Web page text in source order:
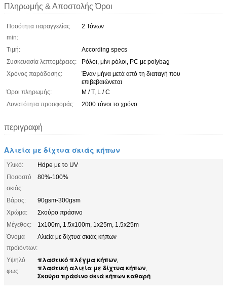
Πληρωμής & Αποστολής Όροι
Ποσότητα παραγγελίας
min:
2 Τόνων
Τιμή:
According specs
Συσκευασία λεπτομέρειες:
Ρόλοι, μίνι ρόλοι, PC με polybag
Χρόνος παράδοσης:
Έναν μήνα μετά από τη διαταγή που
επιβεβαιώνεται
Όροι πληρωμής:
Μ / Τ, L / C
Δυνατότητα προσφοράς:
2000 τόνοι το χρόνο
περιγραφή
Αλιεία με δίχτυα σκιάς κήπων
Υλικό:
Hdpe με το UV
Ποσοστό
σκιάς:
80%-100%
Βάρος:
90gsm-300gsm
Χρώμα:
Σκούρο πράσινο
Μέγεθος:
1x100m, 1.5x100m, 1x25m, 1.5x25m
Όνομα
προϊόντων:
Αλιεία με δίχτυα σκιάς κήπων
Υψηλό
φως:
πλαστικό πλέγμα κήπων,
πλαστική αλιεία με δίχτυα κήπων,
Σκούρο πράσινο σκιά κήπων καθαρή